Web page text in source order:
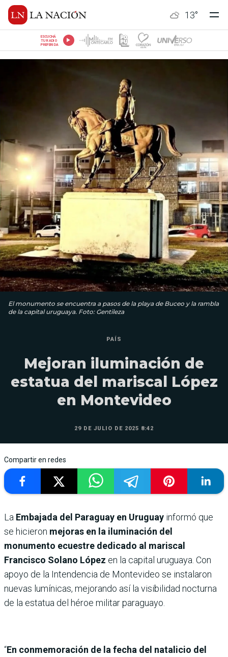
13°
ESCUCHÁ
TU RADIO
PREFERIDA
El monumento se encuentra a pasos de la playa de Buceo y la rambla
de la capital uruguaya. Foto: Gentileza
PAÍS
Mejoran iluminación de
estatua del mariscal López
en Montevideo
29 DE JULIO DE 2025 8:42
Compartir en redes
La Embajada del Paraguay en Uruguay informó que
se hicieron mejoras en la iluminación del
monumento ecuestre dedicado al mariscal
Francisco Solano López en la capital uruguaya. Con
apoyo de la Intendencia de Montevideo se instalaron
nuevas lumínicas, mejorando así la visibilidad nocturna
de la estatua del héroe militar paraguayo.
“En conmemoración de la fecha del natalicio del